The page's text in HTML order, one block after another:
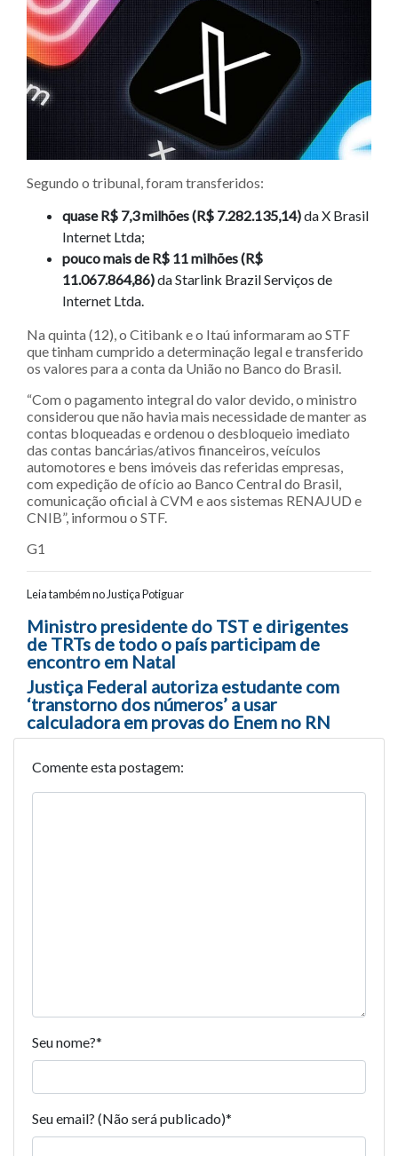
Segundo o tribunal, foram transferidos:
quase R$ 7,3 milhões (R$ 7.282.135,14)da X Brasil
Internet Ltda;
pouco mais de R$ 11 milhões (R$
11.067.864,86)da Starlink Brazil Serviços de
Internet Ltda.
Na quinta (12), o Citibank e o Itaú informaram ao STF
que tinham cumprido a determinação legal e transferido
os valores para a conta da União no Banco do Brasil.
“Com o pagamento integral do valor devido, o ministro
considerou que não havia mais necessidade de manter as
contas bloqueadas e ordenou o desbloqueio imediato
das contas bancárias/ativos financeiros, veículos
automotores e bens imóveis das referidas empresas,
com expedição de ofício ao Banco Central do Brasil,
comunicação oficial à CVM e aos sistemas RENAJUD e
CNIB”, informou o STF.
G1
Leia também no Justiça Potiguar
Navegação entre posts
Ministro presidente do TST e dirigentes
de TRTs de todo o país participam de
encontro em Natal
Justiça Federal autoriza estudante com
‘transtorno dos números’ a usar
calculadora em provas do Enem no RN
Comente esta postagem:
Seu nome?*
Seu email? (Não será publicado)*